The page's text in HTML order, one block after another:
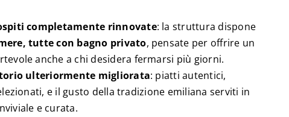
completamente rinnovate: la struttura dispone
tutte con bagno privato, pensate per offrire un
anche a chi desidera fermarsi più giorni.
ulteriormente migliorata: piatti autentici,
e il gusto della tradizione emiliana serviti in
e curata.